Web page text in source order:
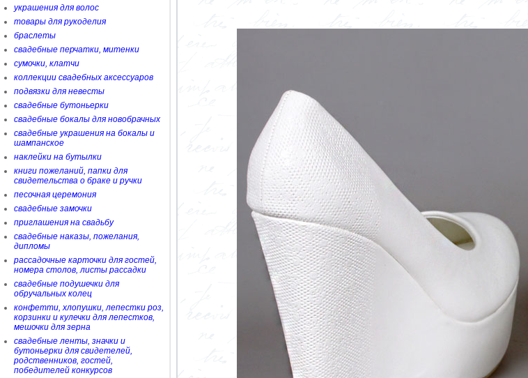
украшения для волос
товары для рукоделия
браслеты
свадебные перчатки, митенки
сумочки, клатчи
коллекции свадебных аксессуаров
подвязки для невесты
свадебные бутоньерки
свадебные бокалы для новобрачных
свадебные украшения на бокалы и
шампанское
наклейки на бутылки
книги пожеланий, папки для
свидетельства о браке и ручки
песочная церемония
свадебные замочки
приглашения на свадьбу
свадебные наказы, пожелания,
дипломы
рассадочные карточки для гостей,
номера столов, листы рассадки
свадебные подушечки для
обручальных колец
конфетти, хлопушки, лепестки роз,
корзинки и кулечки для лепестков,
мешочки для зерна
свадебные ленты, значки и
бутоньерки для свидетелей,
родственников, гостей,
победителей конкурсов